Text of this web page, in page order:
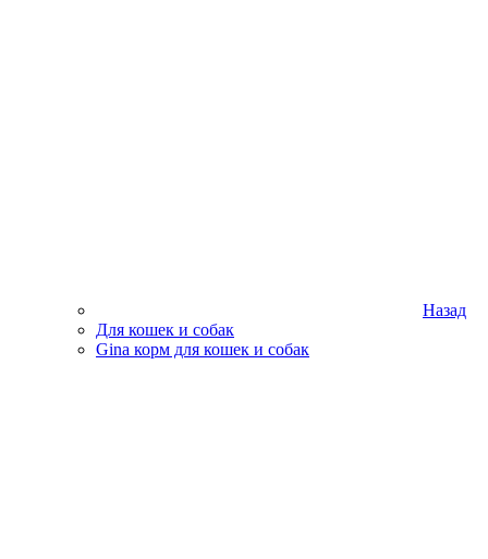
Назад
Для кошек и собак
Gina корм для кошек и собак